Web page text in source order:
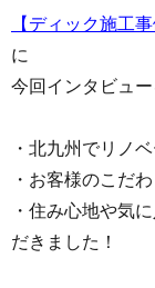
【ディック施工事
に
今回インタビュー
・北九州でリノ
・お客様のこだ
・住み心地や気
だきました！